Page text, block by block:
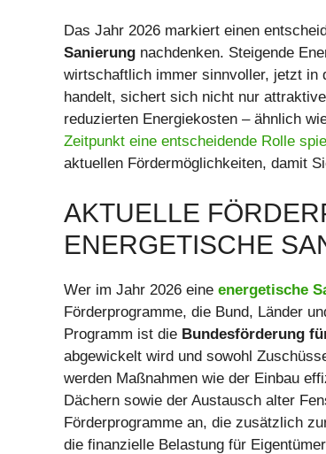
Das Jahr 2026 markiert einen
Sanierung nachdenken. Steigende
wirtschaftlich immer sinnvoller, jetzt in
handelt, sichert sich nicht nur attraktive
reduzierten Energiekosten – ähnlich
Zeitpunkt eine entscheidende Rolle
aktuellen Fördermöglichkeiten, damit
AKTUELLE
ENERGETISCHE
Wer im Jahr 2026 eine energetische
Förderprogramme, die Bund, Länder
Programm ist die Bundesförderung
abgewickelt wird und sowohl
werden Maßnahmen wie der Einbau
Dächern sowie der Austausch alter
Förderprogramme an, die zusätzlich
die finanzielle Belastung für